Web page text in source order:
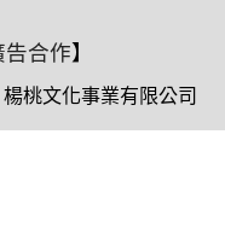
告合作】
桃文化事業有限公司